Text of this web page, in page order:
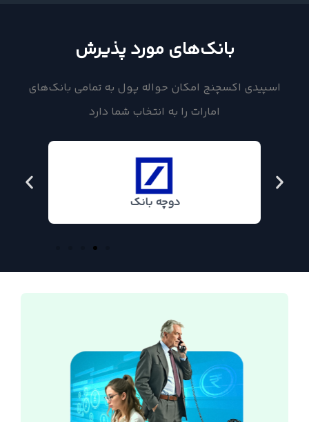
بانک‌های مورد پذیرش
اسپیدی اکسچنج امکان حواله پول به تمامی بانک‌های
امارات را به انتخاب شما دارد
دوچه بانک